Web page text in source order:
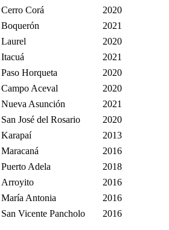
Cerro Corá
2020
Boquerón
2021
Laurel
2020
Itacuá
2021
Paso Horqueta
2020
Campo Aceval
2020
Nueva Asunción
2021
San José del Rosario
2020
Karapaí
2013
Maracaná
2016
Puerto Adela
2018
Arroyito
2016
María Antonia
2016
San Vicente Pancholo
2016